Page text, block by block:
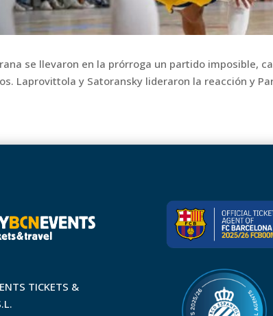
se llevaron en la prórroga un partido imposible,
Laprovittola y Satoransky lideraron la reacción y
TICKETS &